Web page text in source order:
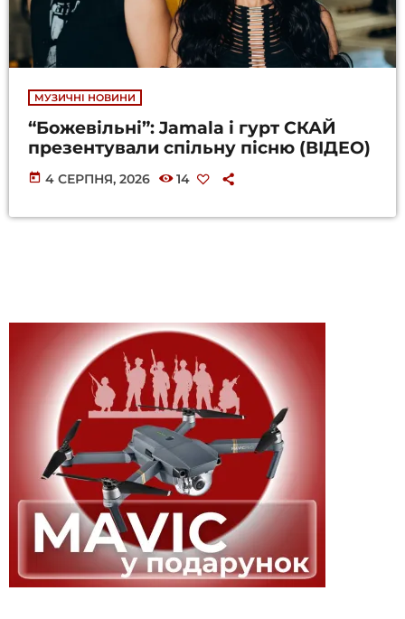
МУЗИЧНІ НОВИНИ
“Божевільні”: Jamala і гурт СКАЙ
презентували спільну пісню (ВІДЕО)
today 4 СЕРПНЯ, 2026 14